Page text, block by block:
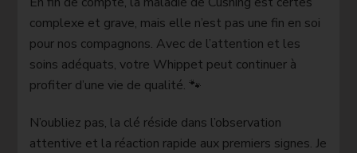
complexe et grave, mais elle n’est pas une fin en soi
pour nos compagnons. Avec de l’attention et les
soins adéquats, votre Whippet peut continuer à
profiter d’une vie de qualité. 🐾
N’oubliez pas, la clé réside dans l’observation
attentive et la réaction rapide aux premiers signes. Je